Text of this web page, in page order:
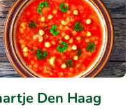
Den Haag